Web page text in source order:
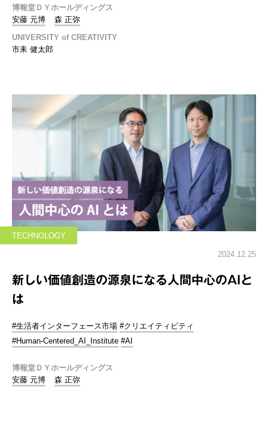
博報堂ＤＹホールディングス
安藤 元博
森 正弥
UNIVERSITY of CREATIVITY
市耒 健太郎
TECHNOLOGY
2024.12.25
新しい価値創造の源泉になる人間中心のAIと
は
#生活者インターフェース市場 #クリエイティビティ
#Human-Centered_AI_Institute #AI
博報堂ＤＹホールディングス
安藤 元博
森 正弥